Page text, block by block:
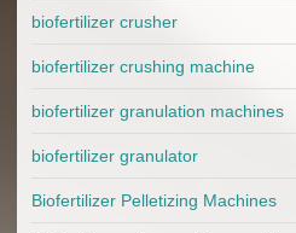
biofertilizer crusher
biofertilizer crushing machine
biofertilizer granulation machines
biofertilizer granulator
Biofertilizer Pelletizing Machines